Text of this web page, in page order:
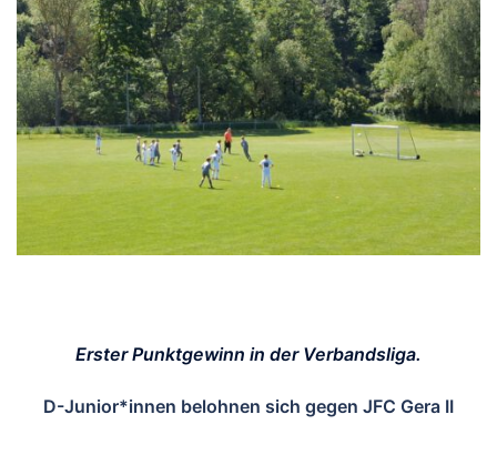
Erster Punktgewinn in der Verbandsliga.
D-Junior*innen belohnen sich gegen JFC Gera II